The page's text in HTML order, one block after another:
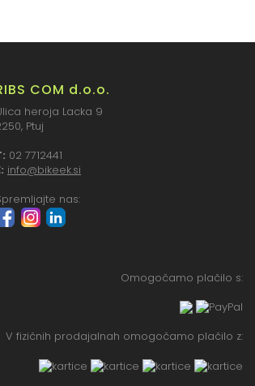
COM d.o.o.
heroja Lacka 9
Ptuj
02 7712441
info@bikeek.si
nas:
Omogočamo plačilo s:
V fizičnih prodajalnah omogočamo plačilo z: